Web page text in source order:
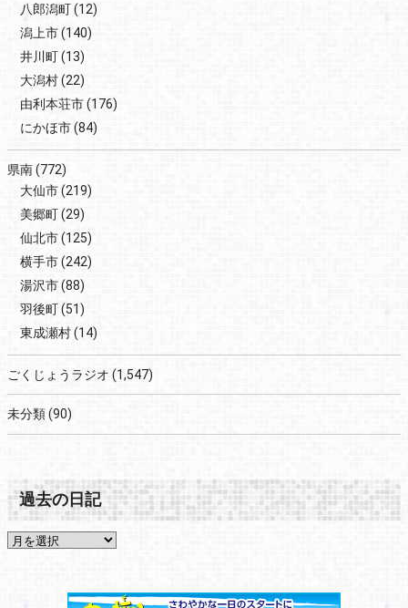
八郎潟町(12)
潟上市(140)
井川町(13)
大潟村(22)
由利本荘市(176)
にかほ市(84)
県南(772)
大仙市(219)
美郷町(29)
仙北市(125)
横手市(242)
湯沢市(88)
羽後町(51)
東成瀬村(14)
ごくじょうラジオ (1,547)
未分類(90)
過去の日記